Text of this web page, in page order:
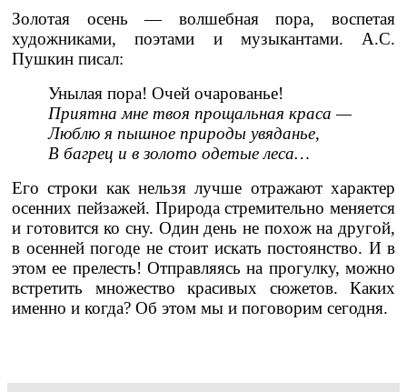
Золотая осень — волшебная пора, воспетая
художниками, поэтами и музыкантами. А.С.
Пушкин писал:
Унылая пора! Очей очарованье!
Приятна мне твоя прощальная краса —
Люблю я пышное природы увяданье,
В багрец и в золото одетые леса…
Его строки как нельзя лучше отражают характер
осенних пейзажей. Природа стремительно меняется
и готовится ко сну. Один день не похож на другой,
в осенней погоде не стоит искать постоянство. И в
этом ее прелесть! Отправляясь на прогулку, можно
встретить множество красивых сюжетов. Каких
именно и когда? Об этом мы и поговорим сегодня.